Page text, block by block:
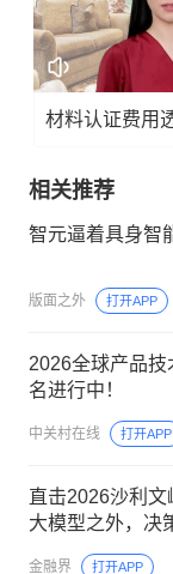
材料认证费用
相关推荐
智元逼着具身智
版面之外 打开APP
2026全球产品
名进行中！
中关村在线 打开APP
直击2026沙利文
大模型之外，决
金融界 打开APP